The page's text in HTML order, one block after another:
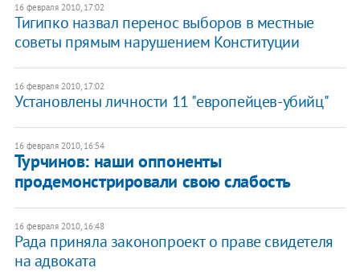
16 февраля 2010, 17:02
Тигипко назвал перенос выборов в местные
советы прямым нарушением Конституции
16 февраля 2010, 17:02
Установлены личности 11 "европейцев-убийц"
16 февраля 2010, 16:54
Турчинов: наши оппоненты
продемонстрировали свою слабость
16 февраля 2010, 16:48
Рада приняла законопроект о праве свидетеля
на адвоката